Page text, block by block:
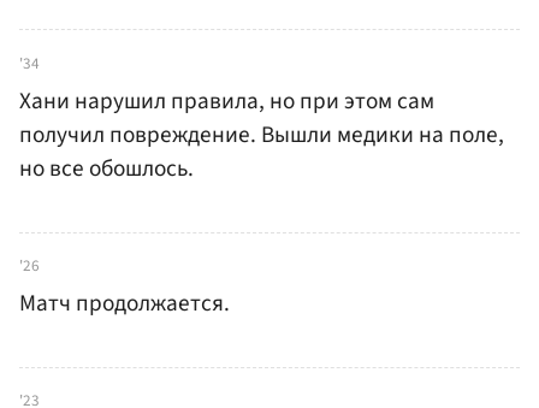
'34
Хани нарушил правила, но при этом сам
получил повреждение. Вышли медики на поле,
но все обошлось.
'26
Матч продолжается.
'23